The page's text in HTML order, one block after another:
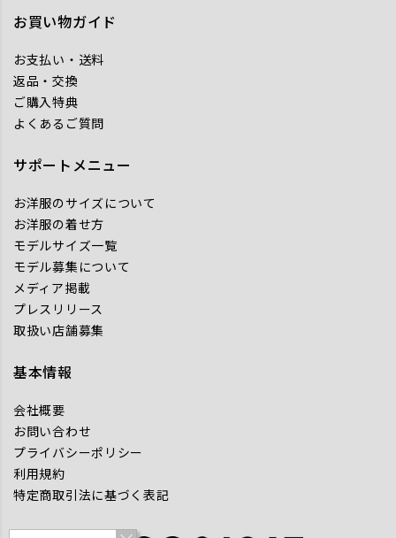
お買い物ガイド
お支払い・送料
返品・交換
ご購入特典
よくあるご質問
サポートメニュー
お洋服のサイズについて
お洋服の着せ方
モデルサイズ一覧
モデル募集について
メディア掲載
プレスリリース
取扱い店舗募集
基本情報
会社概要
お問い合わせ
プライバシーポリシー
利用規約
特定商取引法に基づく表記